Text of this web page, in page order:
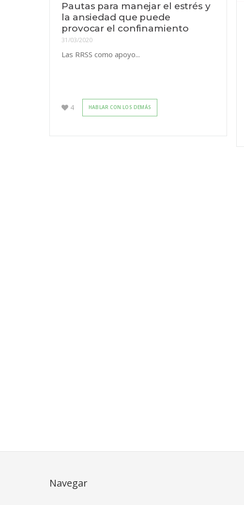
Pautas para manejar el estrés y
la ansiedad que puede
provocar el confinamiento
31/03/2020
Las RRSS como apoyo...
4 HABLAR CON LOS DEMÁS
Navegar